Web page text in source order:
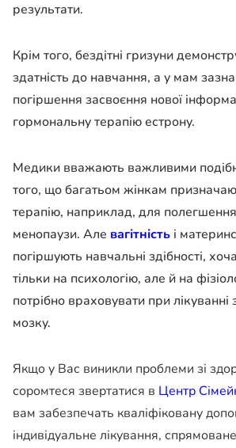
результати.
Крім того, бездітні гризуни
здатність до навчання, а у мам
погіршення засвоєння нової
гормональну терапію естрону.
Медики вважають важливими подібні
того, що багатьом жінкам
терапію, наприклад, для
менопаузи. Але вагітність і
погіршують навчальні здібності,
тільки на психологію, але й на
потрібно враховувати при
мозку.
Якщо у Вас виникли проблеми зі
соромтеся звертатися в Центр
вам забезпечать кваліфіковану
індивідуальне лікування,